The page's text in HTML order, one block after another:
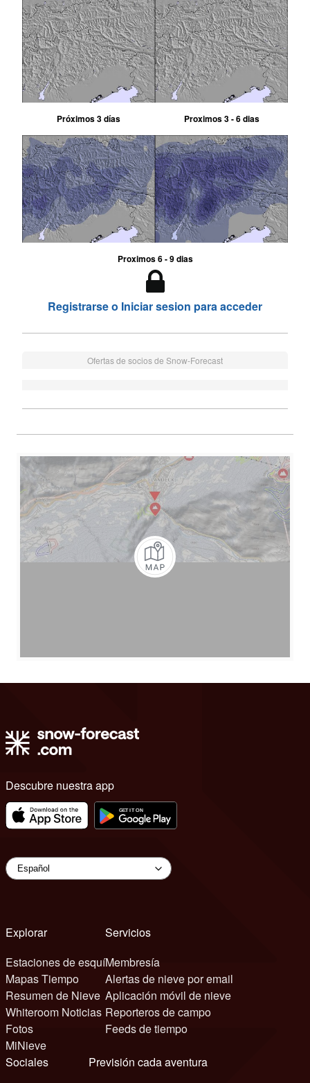
Próximos 3 días Proximos 3 - 6 dias
Proximos 6 - 9 dias
Registrarse o Iniciar sesion para acceder
Ofertas de socios de Snow-Forecast
Descubre nuestra app
Explorar
Estaciones de esquí
Mapas Tiempo
Resumen de Nieve
Whiteroom Noticias
Fotos
MiNieve
Servicios
Membresía
Alertas de nieve por email
Aplicación móvil de nieve
Reporteros de campo
Feeds de tiempo
Sociales
Previsión cada aventura